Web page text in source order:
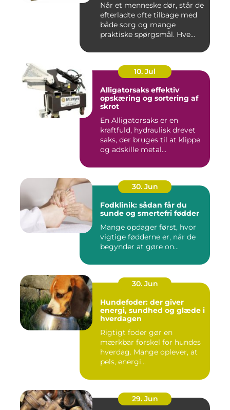
Når et menneske dør, står de
efterladte ofte tilbage med
både sorg og mange
praktiske spørgsmål. Hve...
10. Jul
Alligatorsaks effektiv
opskæring og sortering af
skrot
En Alligatorsaks er en
kraftfuld, hydraulisk drevet
saks, der bruges til at klippe
og adskille metal...
30. Jun
Fodklinik: sådan får du
sunde og smertefri fødder
Mange opdager først, hvor
vigtige fødderne er, når de
begynder at gøre on...
30. Jun
Hundefoder: der giver
energi, sundhed og glæde i
hverdagen
Rigtigt foder gør en
mærkbar forskel for hundes
hverdag. Mange oplever, at
pels, energi...
29. Jun